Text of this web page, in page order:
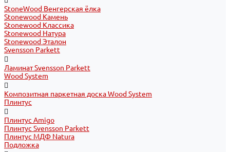
StoneWood Венгерская ёлка
Stonewood Камень
Stonewood Классика
Stonewood Натура
Stonewood Эталон
Svensson Parkett
Ламинат Svensson Parkett
Wood System
Композитная паркетная доска Wood System
Плинтус
Плинтус Amigo
Плинтус Svensson Parkett
Плинтус МДФ Natura
Подложка